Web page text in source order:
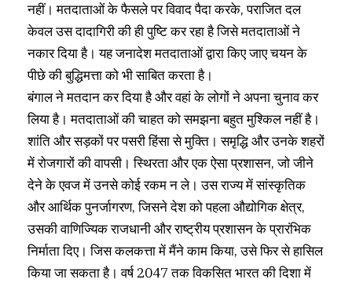
नहीं। मतदाताओं के फैसले पर विवाद पैदा करके, पराजित दल
केवल उस दादागिरी की ही पुष्टि कर रहा है जिसे मतदाताओं ने
नकार दिया है। यह जनादेश मतदाताओं द्वारा किए जाए चयन के
पीछे की बुद्धिमत्ता को भी साबित करता है।
बंगाल ने मतदान कर दिया है और वहां के लोगों ने अपना चुनाव कर
लिया है। मतदाताओं की चाहत को समझना बहुत मुश्किल नहीं है।
शांति और सड़कों पर पसरी हिंसा से मुक्ति। समृद्धि और उनके शहरों
में रोजगारों की वापसी। स्थिरता और एक ऐसा प्रशासन, जो जीने
देने के एवज में उनसे कोई रकम न ले। उस राज्य में सांस्कृतिक
और आर्थिक पुनर्जागरण, जिसने देश को पहला औद्योगिक क्षेत्र,
उसकी वाणिज्यिक राजधानी और राष्ट्रीय प्रशासन के प्रारंभिक
निर्माता दिए। जिस कलकत्ता में मैंने काम किया, उसे फिर से हासिल
किया जा सकता है। वर्ष 2047 तक विकसित भारत की दिशा में